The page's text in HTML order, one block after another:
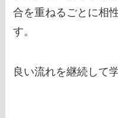
合を重ねるごとに相
す。
良い流れを継続して